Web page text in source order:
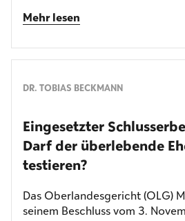
Mehr lesen
DR. TOBIAS BECKMANN
Eingesetzter
Darf der überlebende
testieren?
Das Oberlandesgericht (OLG)
seinem Beschluss vom 3.